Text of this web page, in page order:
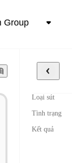
Loại sút
Tình trạng
Kết quả